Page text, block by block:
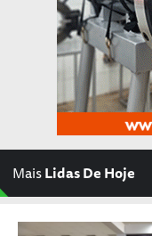
MaisLidas De Hoje